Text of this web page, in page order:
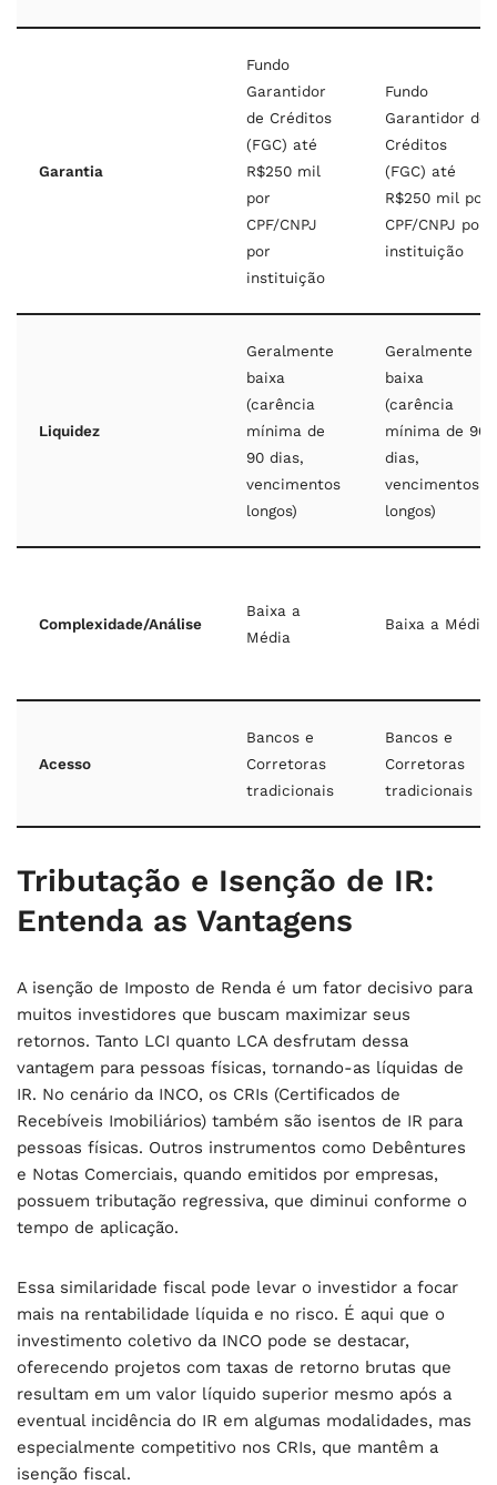
Garantia
Fundo
Garantidor
de Créditos
(FGC) até
R$250 mil
por
CPF/CNPJ
por
instituição
Fundo
Garantidor de
Créditos
(FGC) até
R$250 mil por
CPF/CNPJ por
instituição
Liquidez
Geralmente
baixa
(carência
mínima de
90 dias,
vencimentos
longos)
Geralmente
baixa
(carência
mínima de 90
dias,
vencimentos
longos)
Complexidade/Análise
Baixa a
Média
Baixa a Média
Acesso
Bancos e
Corretoras
tradicionais
Bancos e
Corretoras
tradicionais
Tributação e Isenção de IR:
Entenda as Vantagens
A isenção de Imposto de Renda é um fator decisivo para
muitos investidores que buscam maximizar seus
retornos. Tanto LCI quanto LCA desfrutam dessa
vantagem para pessoas físicas, tornando-as líquidas de
IR. No cenário da INCO, os CRIs (Certificados de
Recebíveis Imobiliários) também são isentos de IR para
pessoas físicas. Outros instrumentos como Debêntures
e Notas Comerciais, quando emitidos por empresas,
possuem tributação regressiva, que diminui conforme o
tempo de aplicação.
Essa similaridade fiscal pode levar o investidor a focar
mais na rentabilidade líquida e no risco. É aqui que o
investimento coletivo da INCO pode se destacar,
oferecendo projetos com taxas de retorno brutas que
resultam em um valor líquido superior mesmo após a
eventual incidência do IR em algumas modalidades, mas
especialmente competitivo nos CRIs, que mantêm a
isenção fiscal.